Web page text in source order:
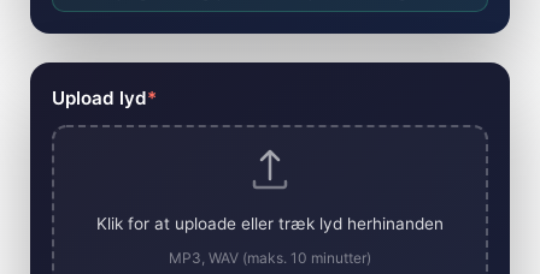
Upload lyd*
Klik for at uploade eller træk lyd herhinanden
MP3, WAV (maks. 10 minutter)